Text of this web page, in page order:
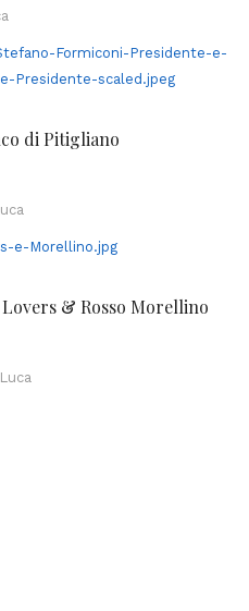
di Pitigliano
& Rosso Morellino